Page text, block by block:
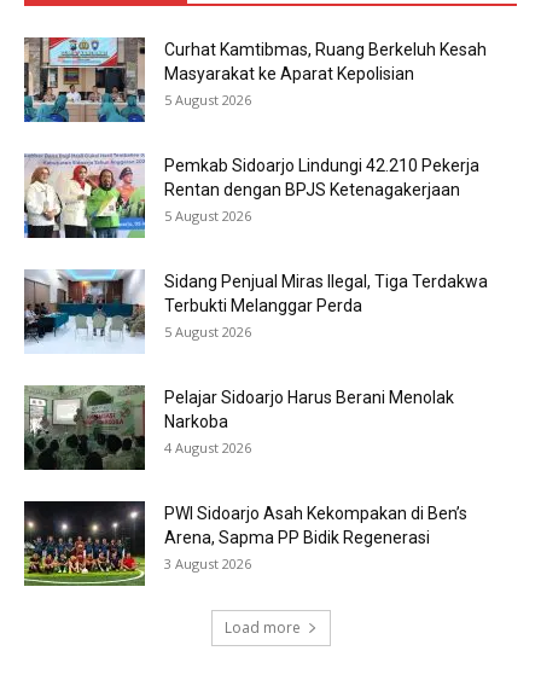
Curhat Kamtibmas, Ruang Berkeluh Kesah
Masyarakat ke Aparat Kepolisian
5 August 2026
Pemkab Sidoarjo Lindungi 42.210 Pekerja
Rentan dengan BPJS Ketenagakerjaan
5 August 2026
Sidang Penjual Miras Ilegal, Tiga Terdakwa
Terbukti Melanggar Perda
5 August 2026
Pelajar Sidoarjo Harus Berani Menolak
Narkoba
4 August 2026
PWI Sidoarjo Asah Kekompakan di Ben’s
Arena, Sapma PP Bidik Regenerasi
3 August 2026
Load more